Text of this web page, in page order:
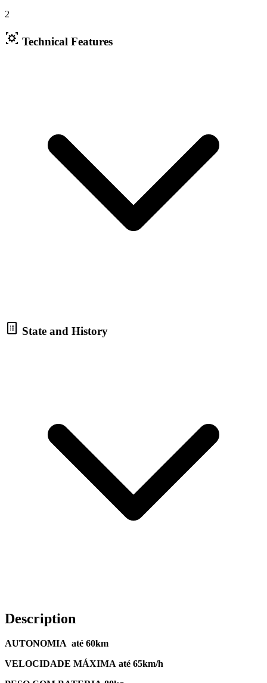
2
Technical Features
State and History
Description
AUTONOMIA até 60km
VELOCIDADE MÁXIMA até 65km/h